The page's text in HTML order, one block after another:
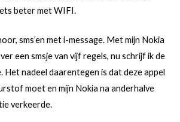
beter met WIFI.
sms’en met i-message. Met mijn Nokia
een smsje van vijf regels, nu schrijf ik de
Het nadeel daarentegen is dat deze appel
moet en mijn Nokia na anderhalve
verkeerde.